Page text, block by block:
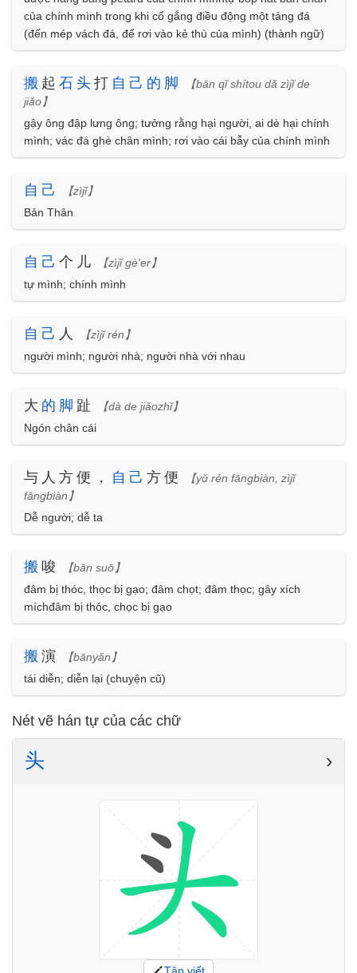
của chính mình trong khi cố gắng điều động một tảng đá
(đến mép vách đá, để rơi vào kẻ thù của mình) (thành ngữ)
搬 起 石 头 打 自 己 的 脚
【bān qǐ shítou dǎ zìjǐ de
jiǎo】
gậy ông đập lưng ông; tưởng rằng hại người, ai dè hại chính
mình; vác đá ghè chân mình; rơi vào cái bẫy của chính mình
自 己
【zìjǐ】
Bản Thân
自 己 个儿
【zìjǐ gè'er】
tự mình; chính mình
自 己 人
【zìjǐ rén】
người mình; người nhà; người nhà với nhau
大 的 脚 趾
【dà de jiǎozhǐ】
Ngón chân cái
与人方便， 自 己 方便
【yǔ rén fāngbiàn, zìjǐ
fāngbiàn】
Dễ người; dễ ta
搬 唆
【bān suō】
đâm bị thóc, thọc bị gạo; đâm chọt; đâm thọc; gây xích
míchđâm bị thóc, chọc bị gạo
搬 演
【bānyǎn】
tái diễn; diễn lại (chuyện cũ)
Nét vẽ hán tự của các chữ
头 ›